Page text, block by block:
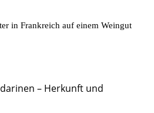
in Frankreich auf einem Weingut
– Herkunft und